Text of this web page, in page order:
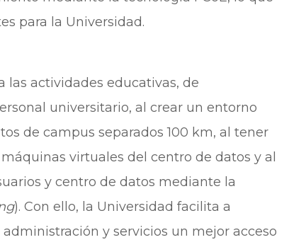
para la Universidad.
las actividades educativas, de
universitario, al crear un entorno
de campus separados 100 km, al tener
virtuales del centro de datos y al
y centro de datos mediante la
). Con ello, la Universidad facilita a
y servicios un mejor acceso